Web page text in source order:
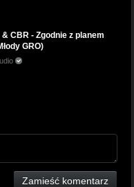
& CBR - Zgodnie z planem
GRO)
Zamieść komentarz